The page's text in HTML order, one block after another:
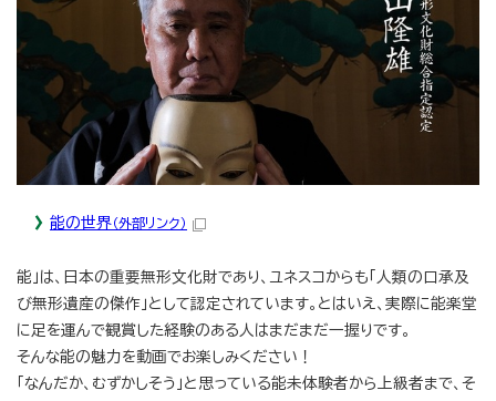
能の世界（外部リンク）
能」は、日本の重要無形文化財であり、ユネスコからも「人類の口承及
び無形遺産の傑作」として認定されています。とはいえ、実際に能楽堂
に足を運んで観賞した経験のある人はまだまだ一握りです。
そんな能の魅力を動画でお楽しみください！
「なんだか、むずかしそう」と思っている能未体験者から上級者まで、そ